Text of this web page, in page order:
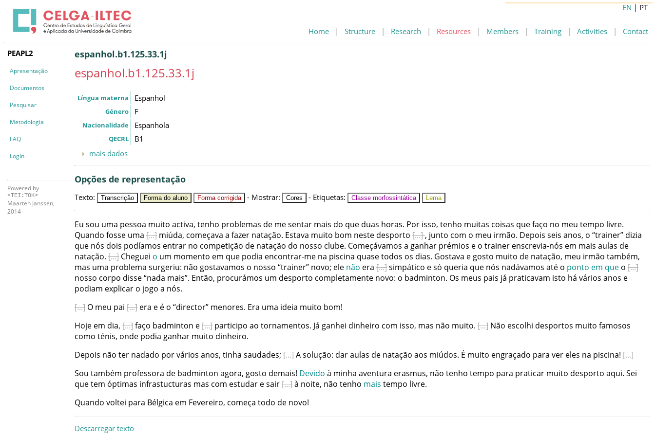
Home | Structure | Research | Resources | Members | Training | Activities | Contact
EN | PT
PEAPL2
Apresentação
Documentos
Pesquisar
Metodologia
FAQ
Login
Powered by
<TEI:TOK>
Maarten Janssen,
2014-
espanhol.b1.125.33.1j
espanhol.b1.125.33.1j
Língua materna Espanhol
Género F
Nacionalidade Espanhola
QECRL
B1
mais dados
Opções de representação
Texto: Transcrição Forma do aluno Forma corrigida - Mostrar: Cores - Etiquetas: Classe morfossintática Lema
Eu sou uma pessoa muito activa, tenho problemas de mesentar mais do que duas horas. Por isso, tenho muitas coisas quefaço no meu tempo livre.
Quando fosse uma miúda, começava a fazer natação. Estava muito bom neste desporto , junto com o meu irmão. Depois seis anos, o “trainer” dizia
que nós dois podíamos entrar no competição de natação do nosso clube. Começávamos a ganhar prémios e o trainer enscrevia-nós em mais aulas de
natação. Cheguei o um momento em que podia encontrar-me na piscina quasetodos os dias. Gostava e gosto muito de natação, meu irmão também,
mas uma problema surgeriu: não gostavamos o nosso “trainer” novo; ele não era simpático esó queria que nós nadávamos até o ponto em que o
nosso corpo disse“nada mais”. Então, procurámos um desporto completamente novo: o badminton. Os meus pais já praticavam isto há vários anos e
podiam explicar o jogo a nós.
O meu pai era e é o “director” menores. Era uma ideia muito bom!
Hoje em dia, faço badminton e participo ao tornamentos. Já ganhei dinheiro com isso, mas não muito. Não escolhi desportos muito famosos
como ténis, onde podia ganhar muito dinheiro.
Depois não ter nadado porvários anos, tinha saudades; Asolução: daraulas de natação aos miúdos. É muito engraçado para ver eles na piscina!
Sou também professora de badminton agora, gosto demais! Devido à minha aventura erasmus, não tenho tempo para praticar muito desporto aqui. Sei
quetem óptimas infrastucturas mas com estudar esair à noite, não tenho mais tempo livre.
Quando voltei para Bélgica em Fevereiro, começa todo de novo!
Descarregar texto